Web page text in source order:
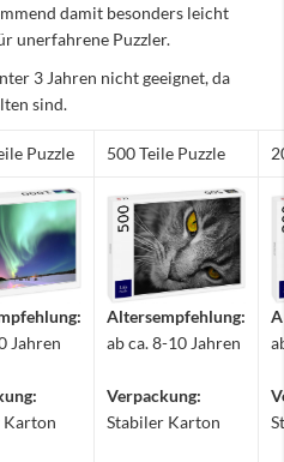
damit besonders leicht
unerfahrene Puzzler.
3 Jahren nicht geeignet, da
sind.
Puzzle 500 Teile Puzzle
Jahren
Karton
Altersempfehlung:
ab ca. 8-10 Jahren
Verpackung:
Stabiler Karton